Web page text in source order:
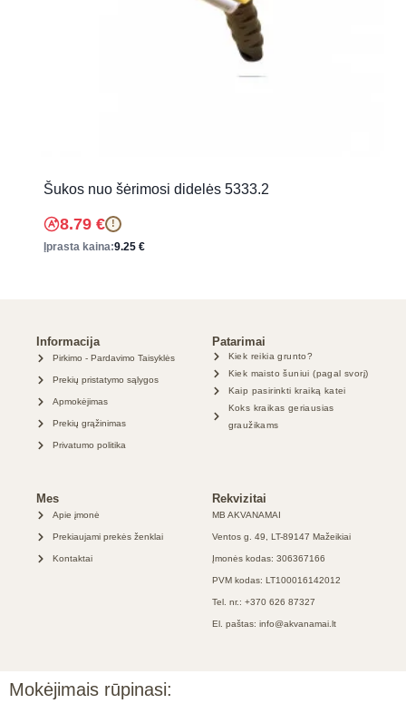
Šukos nuo šėrimosi didelės 5333.2
8.79 € !
Įprasta kaina:9.25 €
Informacija
Pirkimo - Pardavimo Taisyklės
Prekių pristatymo sąlygos
Apmokėjimas
Prekių grąžinimas
Privatumo politika
Patarimai
Kiek reikia grunto?
Kiek maisto šuniui (pagal svorį)
Kaip pasirinkti kraiką katei
Koks kraikas geriausias
graužikams
Mes
Apie įmonė
Prekiaujami prekės ženklai
Kontaktai
Rekvizitai
MB AKVANAMAI
Ventos g. 49, LT-89147 Mažeikiai
Įmonės kodas: 306367166
PVM kodas: LT100016142012
Tel. nr.: +370 626 87327
El. paštas: info@akvanamai.lt
Mokėjimais rūpinasi: